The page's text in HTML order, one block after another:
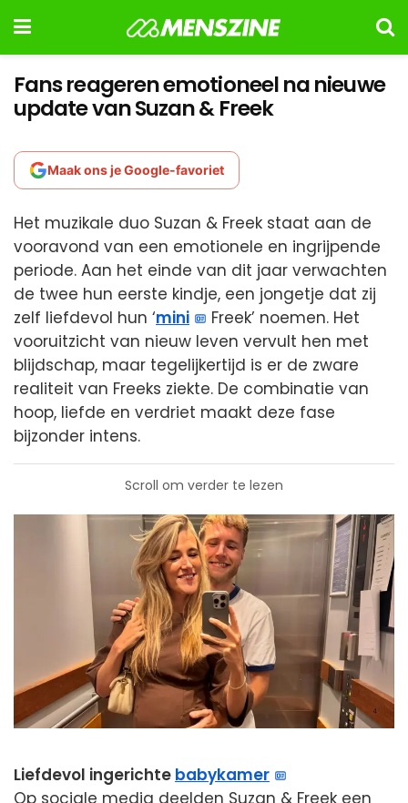
Fans reageren emotioneel na nieuwe
update van Suzan & Freek
Maak ons je Google-favoriet
Het muzikale duo Suzan & Freek staat aan de
vooravond van een emotionele en ingrijpende
periode. Aan het einde van dit jaar verwachten
de twee hun eerste kindje, een jongetje dat zij
zelf liefdevol hun ‘mini
Freek’ noemen. Het
vooruitzicht van nieuw leven vervult hen met
blijdschap, maar tegelijkertijd is er de zware
realiteit van Freeks ziekte. De combinatie van
hoop, liefde en verdriet maakt deze fase
bijzonder intens.
Scroll om verder te lezen
Liefdevol ingerichte babykamer